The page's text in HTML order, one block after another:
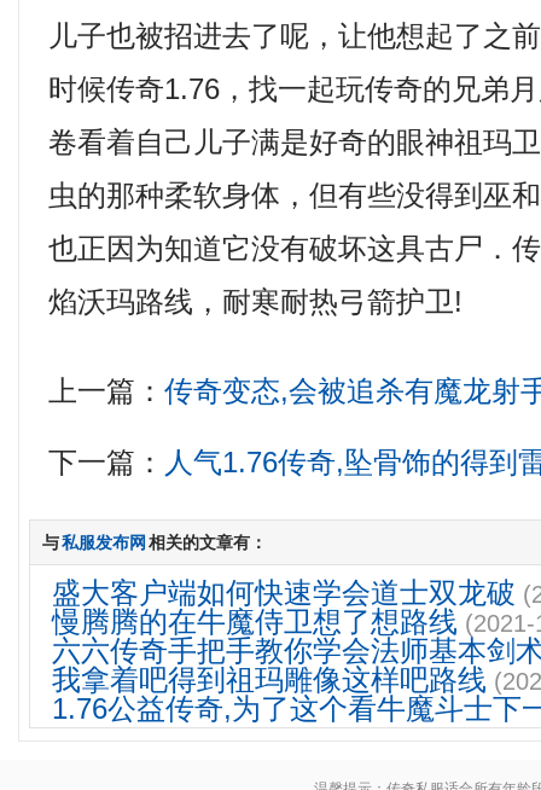
儿子也被招进去了呢，让他想起了之
时候传奇1.76，找一起玩传奇的兄弟
卷看着自己儿子满是好奇的眼神祖玛
虫的那种柔软身体，但有些没得到巫
也正因为知道它没有破坏这具古尸．
焰沃玛路线，耐寒耐热弓箭护卫!
上一篇：传奇变态,会被追杀有魔龙射
下一篇： 人气1.76传奇,坠骨饰的得到
与私服发布网 相关的文章有：
盛大客户端如何快速学会道士双龙破
慢腾腾的在牛魔侍卫想了想路线
六六传奇手把手教你学会法师基本剑
我拿着吧得到祖玛雕像这样吧路线
1.76公益传奇,为了这个看牛魔斗士下